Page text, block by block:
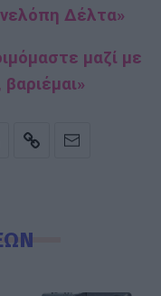
Δέλτα»
μαζί με